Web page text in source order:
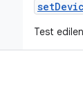
set
Test